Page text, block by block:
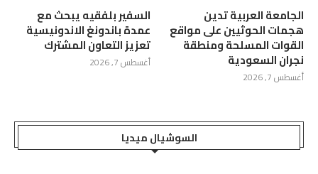
الجامعة العربية تدين
هجمات الحوثيين على مواقع
القوات المسلحة ومنطقة
نجران السعودية
أغسطس 7, 2026
السفير بلفقيه يبحث مع
عمدة باندونغ الاندونيسية
تعزيز التعاون المشترك
أغسطس 7, 2026
السوشيال ميديا